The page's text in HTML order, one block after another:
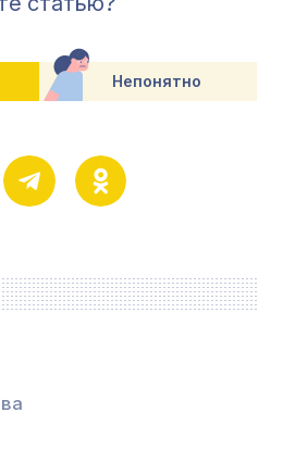
Непонятно